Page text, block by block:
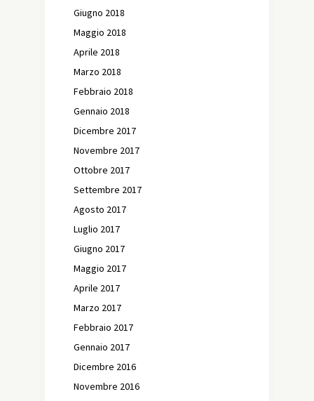
Giugno 2018
Maggio 2018
Aprile 2018
Marzo 2018
Febbraio 2018
Gennaio 2018
Dicembre 2017
Novembre 2017
Ottobre 2017
Settembre 2017
Agosto 2017
Luglio 2017
Giugno 2017
Maggio 2017
Aprile 2017
Marzo 2017
Febbraio 2017
Gennaio 2017
Dicembre 2016
Novembre 2016